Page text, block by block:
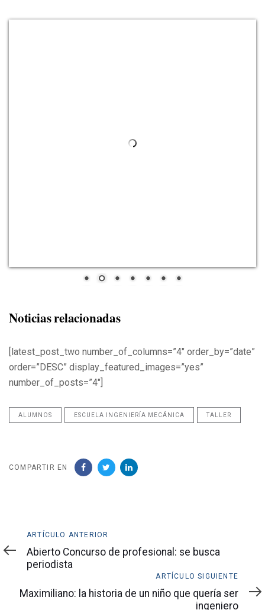
Noticias relacionadas
[latest_post_two number_of_columns=”4″ order_by=”date”
order=”DESC” display_featured_images=”yes”
number_of_posts=”4″]
ALUMNOS ESCUELA INGENIERÍA MECÁNICA TALLER
COMPARTIR EN
Artículo
anterior
ARTÍCULO ANTERIOR
Abierto Concurso de profesional: se busca
periodista
siguiente
ARTÍCULO SIGUIENTE
Maximiliano: la historia de un niño que quería ser
ingeniero